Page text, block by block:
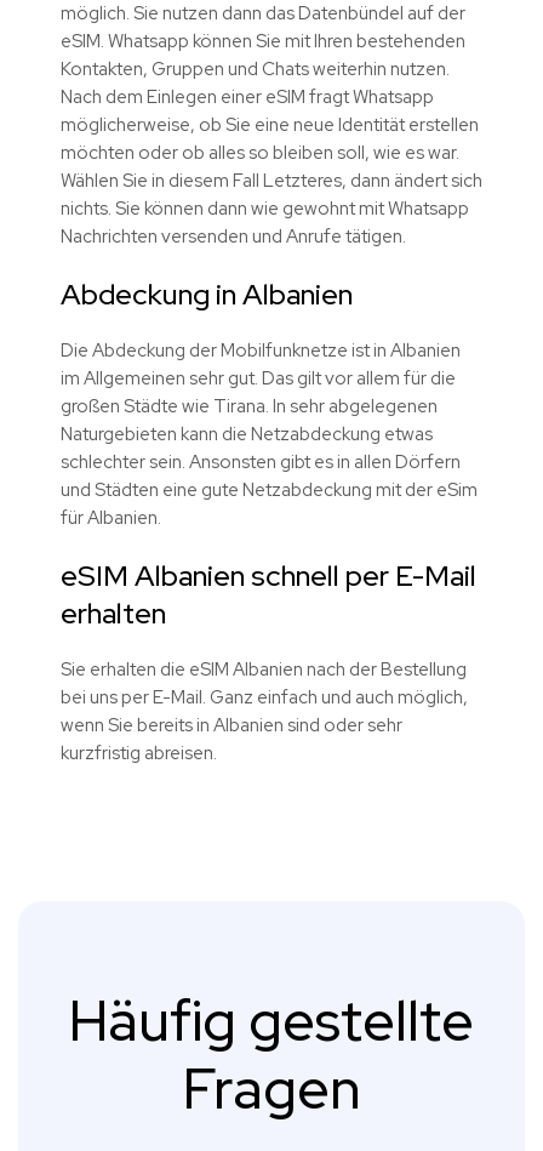
möglich. Sie nutzen dann das Datenbündel auf der
eSIM. Whatsapp können Sie mit Ihren bestehenden
Kontakten, Gruppen und Chats weiterhin nutzen.
Nach dem Einlegen einer eSIM fragt Whatsapp
möglicherweise, ob Sie eine neue Identität erstellen
möchten oder ob alles so bleiben soll, wie es war.
Wählen Sie in diesem Fall Letzteres, dann ändert sich
nichts. Sie können dann wie gewohnt mit Whatsapp
Nachrichten versenden und Anrufe tätigen.
Abdeckung in Albanien
Die Abdeckung der Mobilfunknetze ist in Albanien
im Allgemeinen sehr gut. Das gilt vor allem für die
großen Städte wie Tirana. In sehr abgelegenen
Naturgebieten kann die Netzabdeckung etwas
schlechter sein. Ansonsten gibt es in allen Dörfern
und Städten eine gute Netzabdeckung mit der eSim
für Albanien.
eSIM Albanien schnell per E-Mail
erhalten
Sie erhalten die eSIM Albanien nach der Bestellung
bei uns per E-Mail. Ganz einfach und auch möglich,
wenn Sie bereits in Albanien sind oder sehr
kurzfristig abreisen.
Häufig gestellte
Fragen